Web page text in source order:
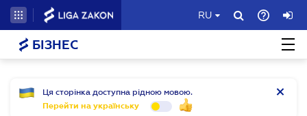
RU
БІЗНЕС
Ця сторінка доступна рідною мовою.
Перейти на українську